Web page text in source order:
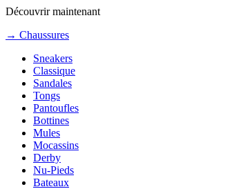
Découvrir maintenant
→ Chaussures
Sneakers
Classique
Sandales
Tongs
Pantoufles
Bottines
Mules
Mocassins
Derby
Nu-Pieds
Bateaux